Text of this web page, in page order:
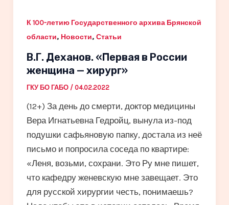
К 100-летию Государственного архива Брянской
области, Новости, Статьи
В.Г. Деханов. «Первая в России
женщина — хирург»
ГКУ БО ГАБО / 04.02.2022
(12+) За день до смерти, доктор медицины
Вера Игнатьевна Гедройц, вынула из-под
подушки сафьяновую папку, достала из неё
письмо и попросила соседа по квартире:
«Леня, возьми, сохрани. Это Ру мне пишет,
что кафедру женевскую мне завещает. Это
для русской хирургии честь, понимаешь?